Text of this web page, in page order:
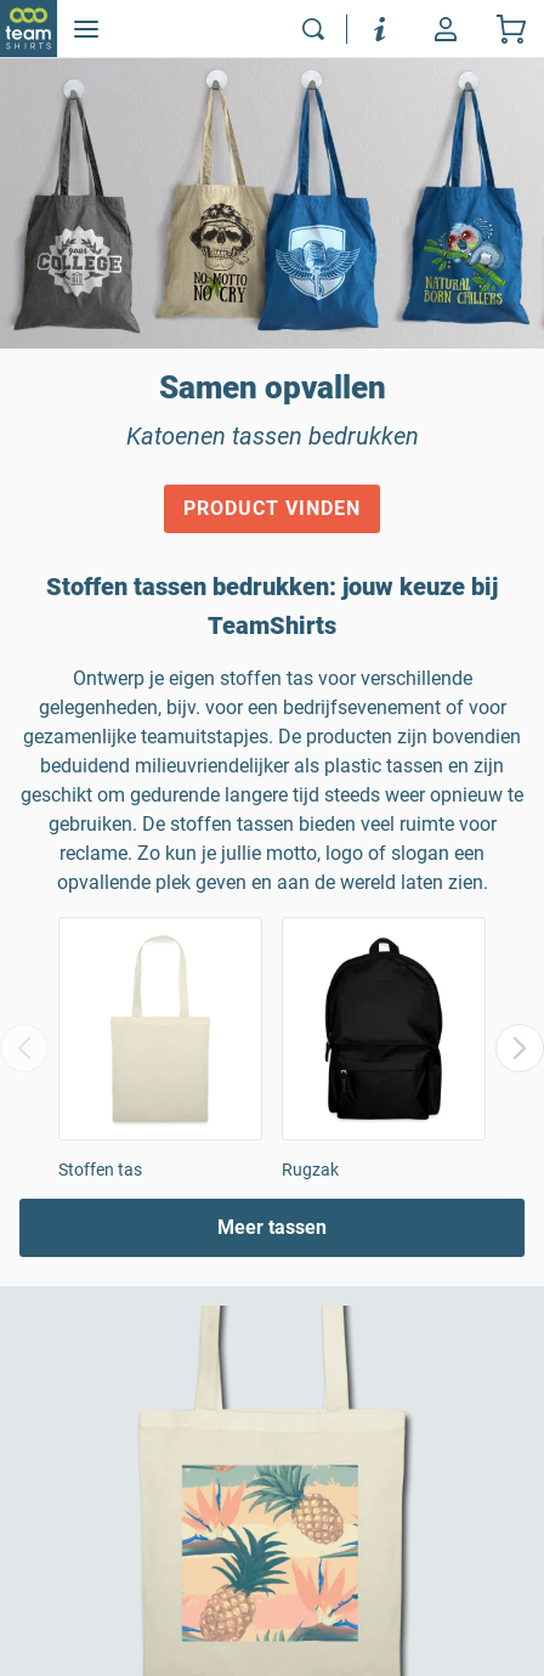
Samen opvallen
Katoenen tassen bedrukken
PRODUCT VINDEN
Stoffen tassen bedrukken: jouw keuze bij
TeamShirts
Ontwerp je eigen stoffen tas voor verschillende
gelegenheden, bijv. voor een bedrijfsevenement of voor
gezamenlijke teamuitstapjes. De producten zijn bovendien
beduidend milieuvriendelijker als plastic tassen en zijn
geschikt om gedurende langere tijd steeds weer opnieuw te
gebruiken. De stoffen tassen bieden veel ruimte voor
reclame. Zo kun je jullie motto, logo of slogan een
opvallende plek geven en aan de wereld laten zien.
Stoffen tas Rugzak
Meer tassen